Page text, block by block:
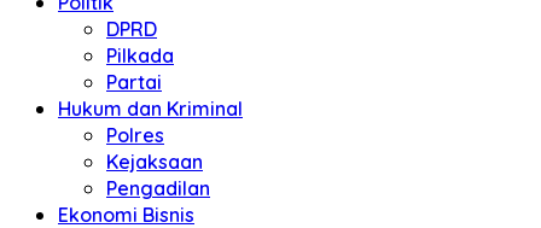
DPRD
Pilkada
Partai
Hukum dan Kriminal
Polres
Kejaksaan
Pengadilan
Ekonomi Bisnis